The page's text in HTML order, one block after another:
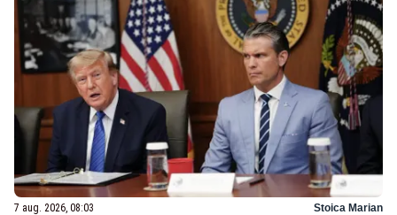
7 aug. 2026, 08:03 Stoica Marian